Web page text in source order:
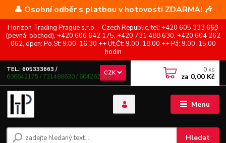
👤 Osobní odběr s platbou v hotovosti ZDARMA! 🎶
Horizon Trading Prague s.r.o. - Czech Republic, tel: +420 605 333 663
(pevná-obchod), +420 606 642 175, +420 731 488 630, +420 604 262
062, open: Po,St: 9.00-16.30 ++ Út,Čt: 9.00-18.00 ++ Pá: 9.00-15.00
hodin
Menu
CZK
Hledat
TEL.: 605333663 /
606642175 / 731488630 / 604262062
0 ks
za 0,00 Kč